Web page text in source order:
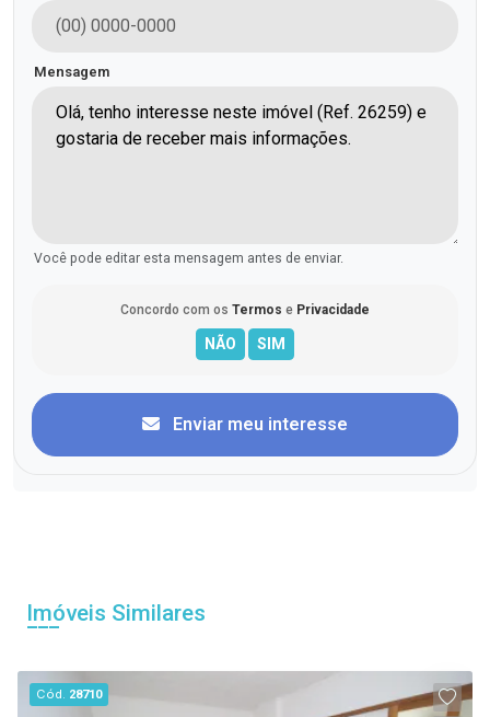
Mensagem
Você pode editar esta mensagem antes de enviar.
Concordo com os Termos e Privacidade
Enviar meu interesse
Imóveis Similares
Cód. 28710